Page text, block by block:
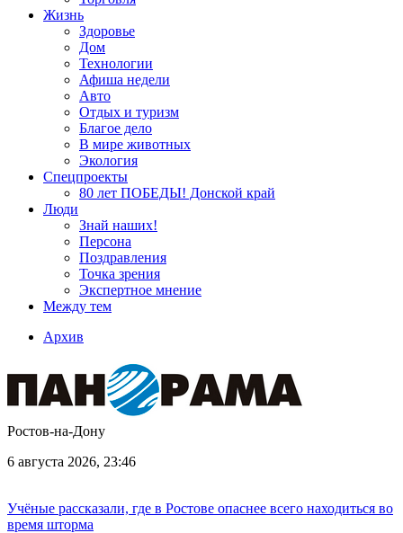
Жизнь
Здоровье
Дом
Технологии
Афиша недели
Авто
Отдых и туризм
Благое дело
В мире животных
Экология
Спецпроекты
80 лет ПОБЕДЫ! Донской край
Люди
Знай наших!
Персона
Поздравления
Точка зрения
Экспертное мнение
Между тем
Архив
Ростов-на-Дону
6 августа 2026, 23:46
Учёные рассказали, где в Ростове опаснее всего находиться во
время шторма